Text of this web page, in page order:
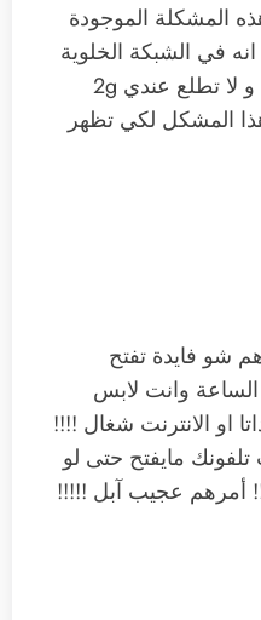
المشكلة الموجودة
7 بلس انه في الشبكة الخلوية
تطلع بس 3g و 4g و لا تطلع عندي 2g
المشكل لكي تظهر
شو فايدة تفتح
وانت لابس
او الانترنت شغال !!!!
تلفونك مايفتح حتى لو
أمرهم عجيب آبل !!!!!